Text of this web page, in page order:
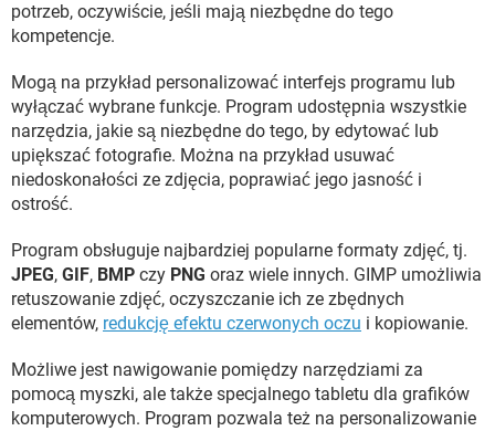
potrzeb, oczywiście, jeśli mają niezbędne do tego
kompetencje.
Mogą na przykład personalizować interfejs programu lub
wyłączać wybrane funkcje. Program udostępnia wszystkie
narzędzia, jakie są niezbędne do tego, by edytować lub
upiększać fotografie. Można na przykład usuwać
niedoskonałości ze zdjęcia, poprawiać jego jasność i
ostrość.
Program obsługuje najbardziej popularne formaty zdjęć, tj.
JPEG, GIF, BMP czy PNG oraz wiele innych. GIMP umożliwia
retuszowanie zdjęć, oczyszczanie ich ze zbędnych
elementów, redukcję efektu czerwonych oczu i kopiowanie.
Możliwe jest nawigowanie pomiędzy narzędziami za
pomocą myszki, ale także specjalnego tabletu dla grafików
komputerowych. Program pozwala też na personalizowanie